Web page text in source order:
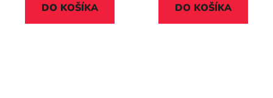
DO KOŠÍKA DO KOŠÍKA